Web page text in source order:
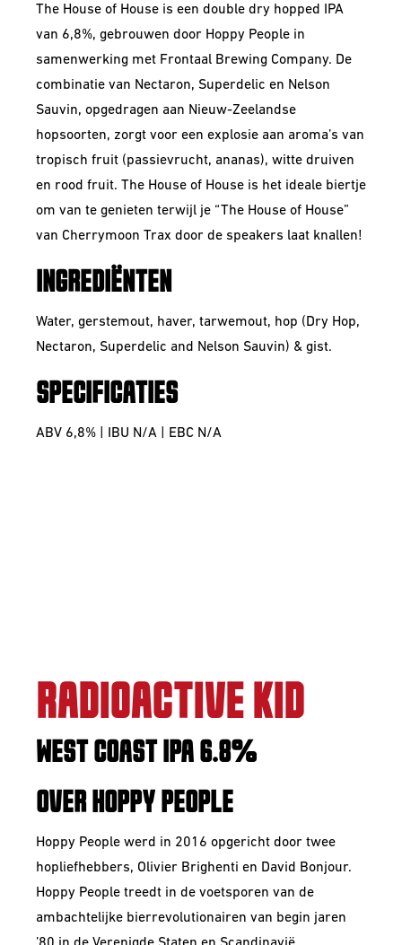
The House of House is een double dry hopped IPA
van 6,8%, gebrouwen door Hoppy People in
samenwerking met Frontaal Brewing Company. De
combinatie van Nectaron, Superdelic en Nelson
Sauvin, opgedragen aan Nieuw-Zeelandse
hopsoorten, zorgt voor een explosie aan aroma’s van
tropisch fruit (passievrucht, ananas), witte druiven
en rood fruit. The House of House is het ideale biertje
om van te genieten terwijl je “The House of House”
van Cherrymoon Trax door de speakers laat knallen!
INGREDIËNTEN
Water, gerstemout, haver, tarwemout, hop (Dry Hop,
Nectaron, Superdelic and Nelson Sauvin) & gist.
SPECIFICATIES
ABV 6,8% | IBU N/A | EBC N/A
RADIOACTIVE KID
WEST COAST IPA 6.8%
OVER HOPPY PEOPLE
Hoppy People werd in 2016 opgericht door twee
hopliefhebbers, Olivier Brighenti en David Bonjour.
Hoppy People treedt in de voetsporen van de
ambachtelijke bierrevolutionairen van begin jaren